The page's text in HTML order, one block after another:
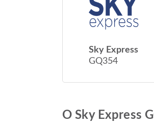
Sky Express
GQ354
O Sky Express